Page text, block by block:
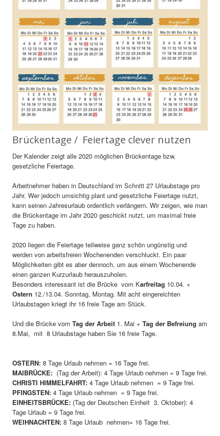
Brückentage / Feiertage clever nutzen
Der Kalender zeigt alle 2020 möglichen Brückentage bzw.
gesetzliche Feiertage.
Arbeitnehmer haben in Deutschland im Schnitt 27 Urlaubstage pro
Jahr. Wer jedoch umsichtig plant und gesetzliche Feiertage nutzt,
kann seinen Jahresurlaub ordentlich verlängern. Wir zeigen, wie man
die Brückentage im Jahr 2020 geschickt nutzt, um maximal freie
Tage zu haben.
2020 liegen die Feiertage teilweise ganz schön ungünstig und
werden von arbeitsfreien Wochenenden verschluckt. Ein paar
Möglichkeiten gibt es aber dennoch, um aus einem Wochenende
einen ganzen Kurzurlaub herauszuholen.
Besonders interessant ist die Brücke vom Karfreitag 10.04. +
Ostern 12./13.04. Sonntag, Montag. Mit acht eingereichten
Urlaubstagen kriegt ihr 16 freie Tage am Stück.
Und die Brücke vom Tag der Arbeit 1. Mai + Tag der Befreiung am
8.Mai, mit 8 Urlaubstage haben Sie 16 freie Tage.
OSTERN: 8 Tage Urlaub nehmen = 16 Tage frei.
MAIBRÜCKE: (Tag der Arbeit): 4 Tage Urlaub nehmen = 9 Tage frei.
CHRISTI HIMMELFAHRT: 4 Tage Urlaub nehmen = 9 Tage frei.
PFINGSTEN: 4 Tage Urlaub nehmen = 9 Tage frei.
EINHEITSBRÜCKE: (Tag der Deutschen Einheit 3. Oktober): 4
Tage Urlaub = 9 Tage frei.
WEIHNACHTEN: 8 Tage Urlaub nehmen= 16 Tage frei.